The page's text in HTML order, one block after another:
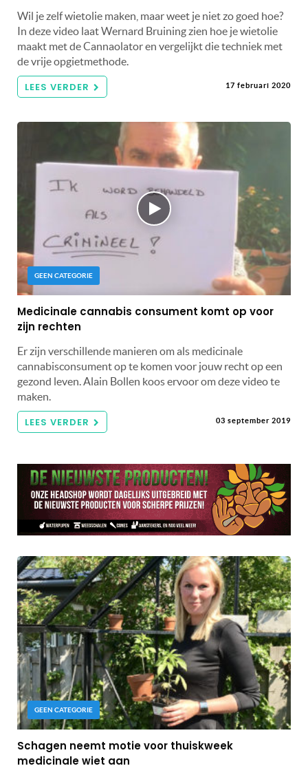
Wil je zelf wietolie maken, maar weet je niet zo goed hoe?
In deze video laat Wernard Bruining zien hoe je wietolie
maakt met de Cannaolator en vergelijkt die techniek met
de vrije opgietmethode.
LEES VERDER 17 februari 2020
GEEN CATEGORIE
Medicinale cannabis consument komt op voor
zijn rechten
Er zijn verschillende manieren om als medicinale
cannabisconsument op te komen voor jouw recht op een
gezond leven. Alain Bollen koos ervoor om deze video te
maken.
LEES VERDER 03 september 2019
GEEN CATEGORIE
Schagen neemt motie voor thuiskweek
medicinale wiet aan